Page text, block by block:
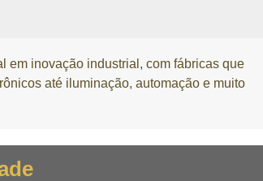
em inovação industrial, com fábricas que
até iluminação, automação e muito